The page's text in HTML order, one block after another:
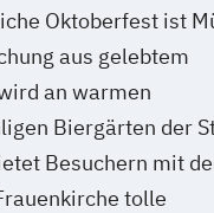
Oktoberfest ist
aus gelebtem
an warmen
Biergärten der
Besuchern mit
tolle